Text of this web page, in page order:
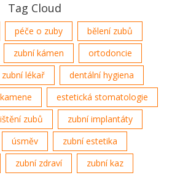
Tag Cloud
péče o zuby
bělení zubů
zubní kámen
ortodoncie
zubní lékař
dentální hygiena
estetická stomatologie
zubů
zubní implantáty
úsměv
zubní estetika
zubní zdraví zubní kaz